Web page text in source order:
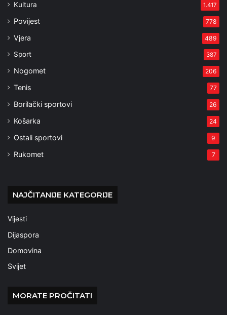
Kultura 1.417
Povijest 778
Vjera 489
Sport 387
Nogomet 206
Tenis 77
Borilački sportovi 26
Košarka 24
Ostali sportovi 9
Rukomet 7
NAJČITANIJE KATEGORIJE
Vijesti
Dijaspora
Domovina
Svijet
MORATE PROČITATI